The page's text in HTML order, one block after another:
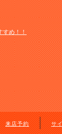
すめ！！
来店予約 サ